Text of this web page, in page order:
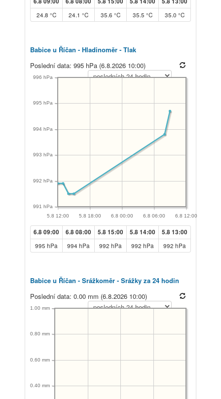
24.8 °C 24.1 °C 35.6 °C 35.5 °C 35.0 °C
Babice u Říčan - Hladinoměr - Tlak
Poslední data: 995 hPa (6.8.2026 10:00)
5.8 12:00 5.8 18:00 6.8 00:00 6.8 06:00 6.8 12:00
991 hPa
992 hPa
993 hPa
994 hPa
995 hPa
996 hPa
6.8 09:00 6.8 08:00 5.8 15:00 5.8 14:00 5.8 13:00
995 hPa 994 hPa 992 hPa 992 hPa 992 hPa
Babice u Říčan - Srážkoměr - Srážky za 24 hodin
Poslední data: 0.00 mm (6.8.2026 10:00)
0.40 mm
0.60 mm
0.80 mm
1.00 mm